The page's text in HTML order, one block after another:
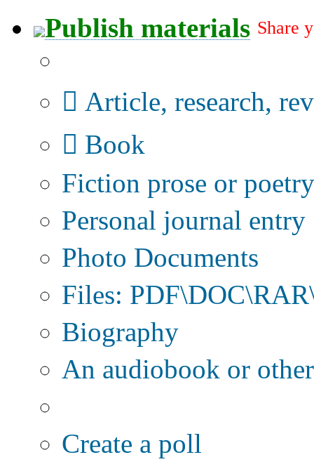
Publish materials Share
Article, research,
Book
Fiction prose or poetry
Personal journal entry
Photo Documents
Files:
Biography
An audiobook or
Create a poll